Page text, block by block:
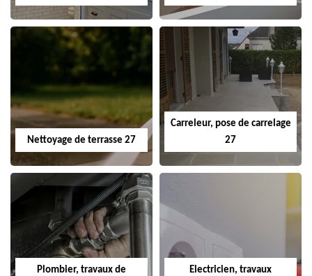
Nettoyage de terrasse 27
Carreleur, pose de carrelage
27
Plombier, travaux de
Electricien, travaux